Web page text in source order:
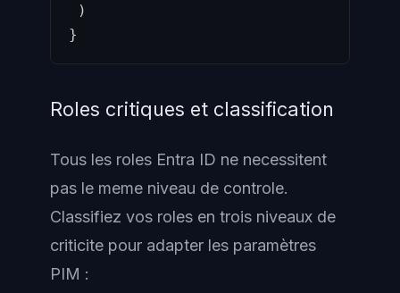
)
}
Roles critiques et classification
Tous les roles Entra ID ne necessitent
pas le meme niveau de controle.
Classifiez vos roles en trois niveaux de
criticite pour adapter les paramètres
PIM :